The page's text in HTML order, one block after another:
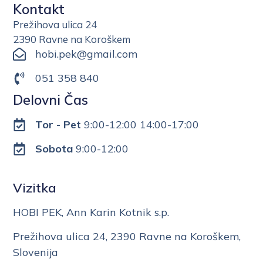
Kontakt
Prežihova ulica 24
2390 Ravne na Koroškem
hobi.pek@gmail.com
051 358 840
Delovni Čas
Tor - Pet 9:00-12:00 14:00-17:00
Sobota9:00-12:00
Vizitka
HOBI PEK, Ann Karin Kotnik s.p.
Prežihova ulica 24, 2390 Ravne na Koroškem,
Slovenija